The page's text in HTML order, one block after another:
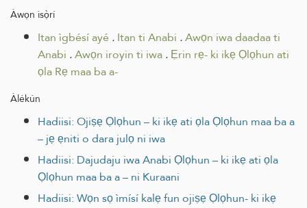
Àwọn ìsọ̀rí
Itan ìgbésí ayé .Itan ti Anabi .Awọn iwa daadaa ti
Anabi .‏Awọn iroyin ti iwa.Ẹrin rẹ- ki ikẹ Ọlọhun ati
ọla Rẹ maa ba a-
Àlékún
Hadiisi: Ojiṣẹ Ọlọhun – ki ikẹ ati ọla Ọlọhun maa ba a
– jẹ ẹniti o dara julọ ni iwa
Hadiisi: Dajudaju iwa Anabi Ọlọhun – ki ikẹ ati ọla
Ọlọhun maa ba a – ni Kuraani
Hadiisi: Wọn sọ ìmísí kalẹ fun ojiṣẹ Ọlọhun- ki ikẹ